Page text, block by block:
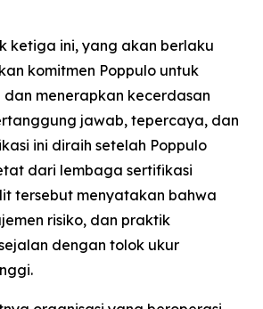
ketiga ini, yang akan berlaku
komitmen Poppulo untuk
menerapkan kecerdasan
jawab, tepercaya, dan
ini diraih setelah Poppulo
dari lembaga sertifikasi
tersebut menyatakan bahwa
risiko, dan praktik
dengan tolok ukur